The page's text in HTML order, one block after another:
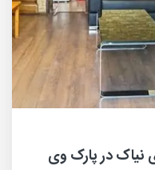
نیاک در پارک وی